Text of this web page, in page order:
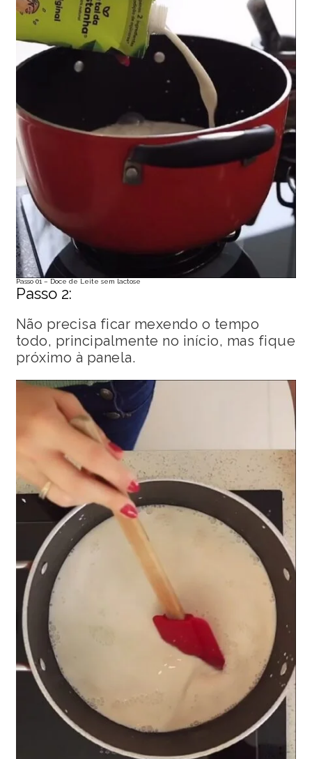
Passo 01 – Doce de Leite sem lactose
Passo 2:
Não precisa ficar mexendo o tempo
todo, principalmente no início, mas fique
próximo à panela.